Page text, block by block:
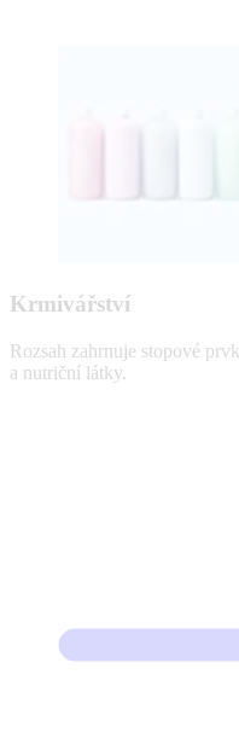
Krmivářství
Rozsah zahrnuje stopové
a nutriční látky.